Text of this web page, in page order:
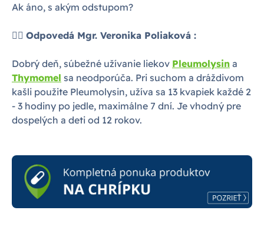
Ak áno, s akým odstupom?
👩‍⚕ Odpovedá Mgr. Veronika Poliaková :
Dobrý deň, súbežné užívanie liekov Pleumolysin a
Thymomel sa neodporúča. Pri suchom a dráždivom
kašli použite Pleumolysin, užíva sa 13 kvapiek každé 2
- 3 hodiny po jedle, maximálne 7 dní. Je vhodný pre
dospelých a deti od 12 rokov.